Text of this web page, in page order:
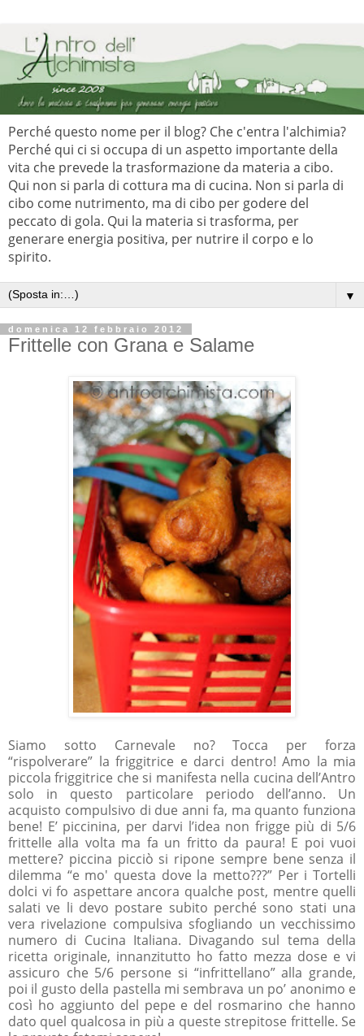
Perché questo nome per il blog? Che c'entra l'alchimia?
Perché qui ci si occupa di un aspetto importante della
vita che prevede la trasformazione da materia a cibo.
Qui non si parla di cottura ma di cucina. Non si parla di
cibo come nutrimento, ma di cibo per godere del
peccato di gola. Qui la materia si trasforma, per
generare energia positiva, per nutrire il corpo e lo
spirito.
▼
domenica 12 febbraio 2012
Frittelle con Grana e Salame
Siamo sotto Carnevale no? Tocca per forza
“rispolverare” la friggitrice e darci dentro! Amo la mia
piccola friggitrice che si manifesta nella cucina dell’Antro
solo in questo particolare periodo dell’anno. Un
acquisto compulsivo di due anni fa, ma quanto funziona
bene! E’ piccinina, per darvi l’idea non frigge più di 5/6
frittelle alla volta ma fa un fritto da paura! E poi vuoi
mettere? piccina picciò si ripone sempre bene senza il
dilemma “e mo' questa dove la metto???” Per i Tortelli
dolci vi fo aspettare ancora qualche post, mentre quelli
salati ve li devo postare subito perché sono stati una
vera rivelazione compulsiva sfogliando un vecchissimo
numero di Cucina Italiana. Divagando sul tema della
ricetta originale, innanzitutto ho fatto mezza dose e vi
assicuro che 5/6 persone si “infrittellano” alla grande,
poi il gusto della pastella mi sembrava un po’ anonimo e
così ho aggiunto del pepe e del rosmarino che hanno
dato quel qualcosa in più a queste strepitose frittelle. Se